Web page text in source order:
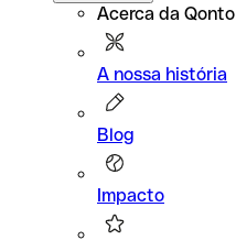
Acerca da Qonto
A nossa história
Blog
Impacto